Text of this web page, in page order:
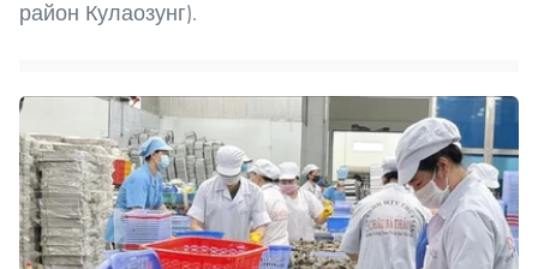
район Кулаозунг).​